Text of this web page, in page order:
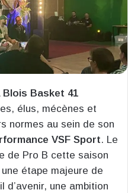
Blois Basket 41
élus, mécènes et
normes au sein de son
VSF Sport. Le
de Pro B cette saison
étape majeure de
d’avenir, une ambition